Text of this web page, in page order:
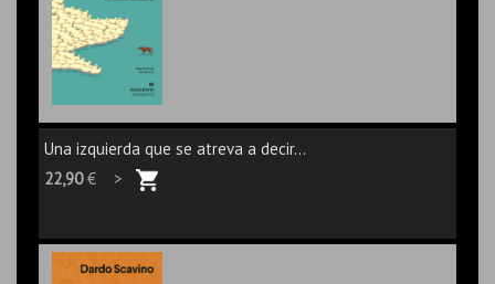
Una izquierda que se atreva a decir...
22,90€ >